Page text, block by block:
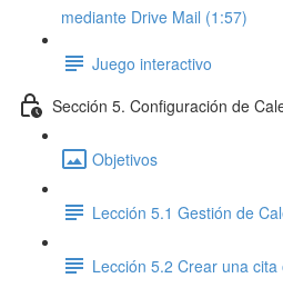
mediante Drive Mail (1:57)
Juego interactivo
Sección 5. Configuración de
Objetivos
Lección 5.1 Gestión de
Lección 5.2 Crear una cita